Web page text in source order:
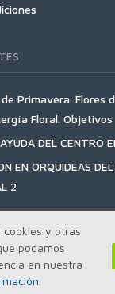
Primavera. Flores
Floral. Objetivos
DEL CENTRO
EN ORQUIDEAS
2
Bach © 2018
cookies y otras
podamos
en nuestra